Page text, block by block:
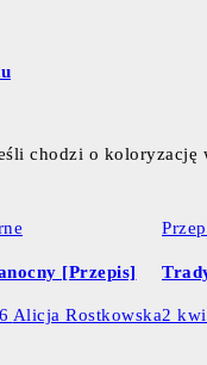
chodzi o
[Przepis]
Alicja Rostkowska2